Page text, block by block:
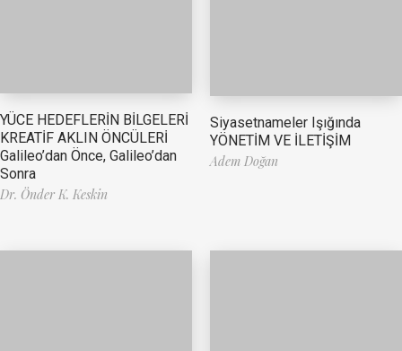
YÜCE HEDEFLERİN BİLGELERİ
KREATİF AKLIN ÖNCÜLERİ
Galileo’dan Önce, Galileo’dan
Sonra
Dr. Önder K. Keskin
Siyasetnameler Işığında
YÖNETİM VE İLETİŞİM
Adem Doğan